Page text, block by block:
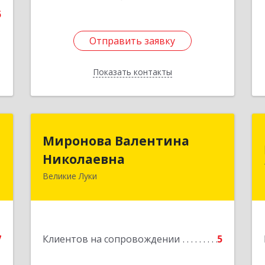
Отправить заявку
Показать контакты
Отправить заявку
Назад
Миронова Валентина
Николаевна
Великие Луки
Клиентов на сопровождении 5
Николаевна